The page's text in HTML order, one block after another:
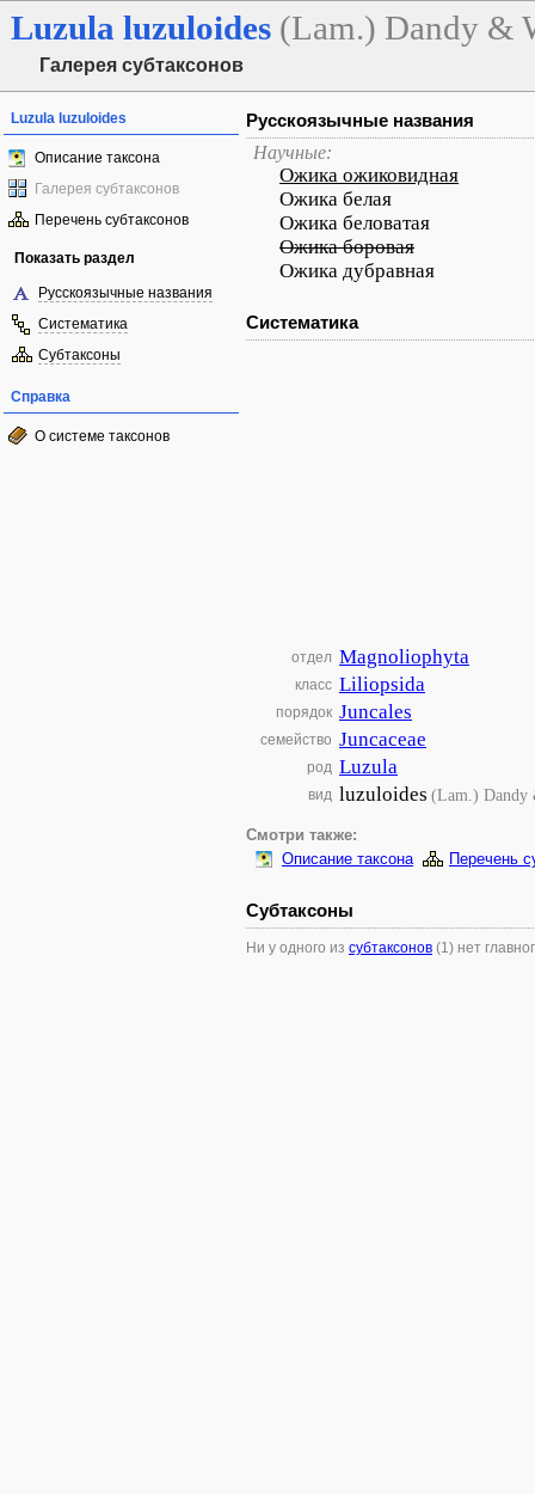
Luzula luzuloides (Lam.) Dandy &
Галерея субтаксонов
Luzula luzuloides
Описание таксона
Галерея субтаксонов
Перечень субтаксонов
Показать раздел
Русскоязычные названия
Систематика
Субтаксоны
Справка
О системе таксонов
Русскоязычные названия
Научные:
Ожика ожиковидная
Ожика белая
Ожика беловатая
Ожика боровая
Ожика дубравная
Систематика
отдел Magnoliophyta
класс Liliopsida
порядок Juncales
семейство Juncaceae
род Luzula
вид luzuloides (Lam.)
Смотри также:
Описание таксона
Перечень
Субтаксоны
Ни у одного из субтаксонов (1) нет